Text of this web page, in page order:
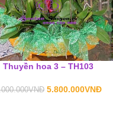
Thuyền hoa 3 – TH103
VNĐ 5.800.000VNĐ